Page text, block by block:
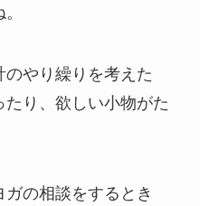
やり繰りを考えた
たり、欲しい小物がた
の相談をするとき